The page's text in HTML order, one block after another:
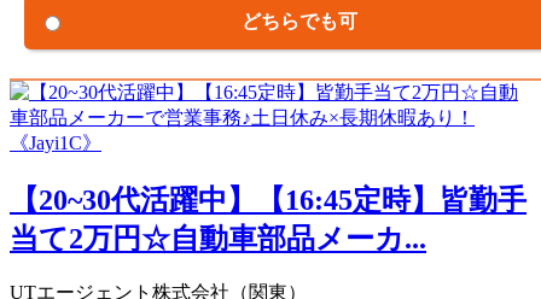
どちらでも可
【20~30代活躍中】【16:45定時】皆勤手
当て2万円☆自動車部品メーカ...
UTエージェント株式会社（関東）